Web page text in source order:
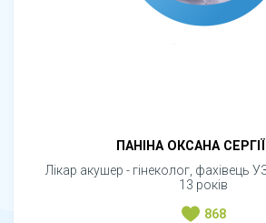
ПАНІНА ОКСАНА
Лікар акушер - гінеколог, фахівець
13 років
868